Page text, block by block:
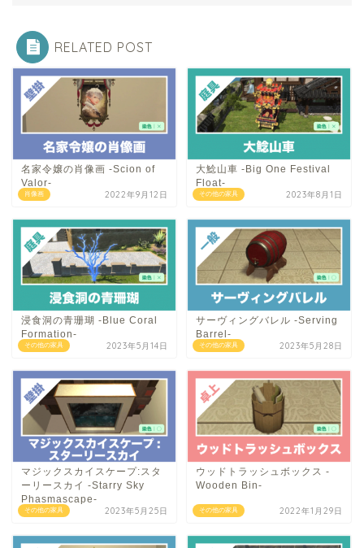
RELATED POST
肖像画
名家令嬢の肖像画 -Scion of
Valor-
2022年9月12日 その他の家具
大鯰山車 -Big One Festival
Float-
2023年8月1日
その他の家具
浸食洞の青珊瑚 -Blue Coral
Formation-
2023年5月14日 その他の家具
サーヴィングバレル -Serving
Barrel-
2023年5月28日
その他の家具
マジックスカイスケープ:スタ
ーリースカイ -Starry Sky
Phasmascape-
2023年5月25日 その他の家具
ウッドトラッシュボックス -
Wooden Bin-
2022年1月29日